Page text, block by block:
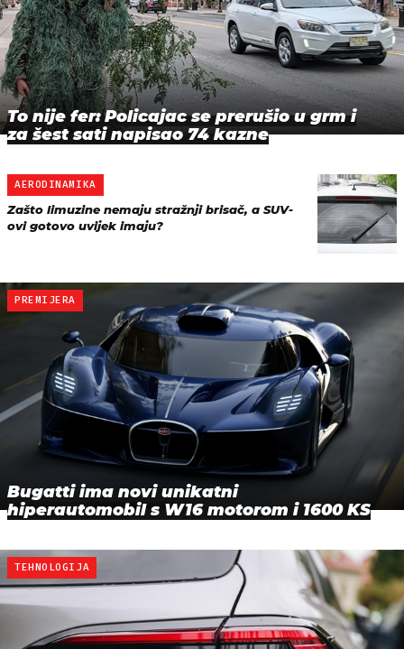
To nije fer: Policajac se prerušio u grm i
za šest sati napisao 74 kazne
AERODINAMIKA
Zašto limuzine nemaju stražnji brisač, a SUV-
ovi gotovo uvijek imaju?
PREMIJERA
Bugatti ima novi unikatni
hiperautomobil s W16 motorom i 1600 KS
TEHNOLOGIJA